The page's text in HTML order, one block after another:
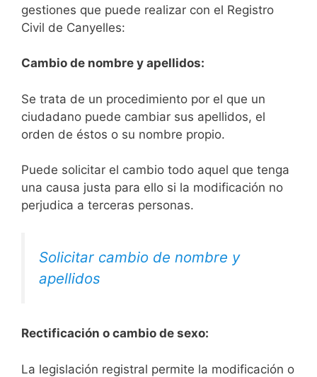
gestiones que puede realizar con el Registro
Civil de Canyelles:
Cambio de nombre y apellidos:
Se trata de un procedimiento por el que un
ciudadano puede cambiar sus apellidos, el
orden de éstos o su nombre propio.
Puede solicitar el cambio todo aquel que tenga
una causa justa para ello si la modificación no
perjudica a terceras personas.
Solicitar cambio de nombre y
apellidos
Rectificación o cambio de sexo:
La legislación registral permite la modificación o